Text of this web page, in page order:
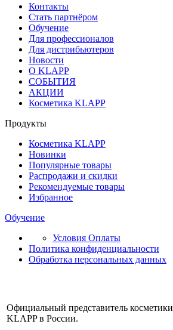
Контакты
Стать партнёром
Обучение
Для профессионалов
Для дистрибьютеров
Новости
О KLAPP
СОБЫТИЯ
АКЦИИ
Косметика KLAPP
Продукты
Косметика KLAPP
Новинки
Популярные товары
Распродажи и скидки
Рекомендуемые товары
Избранное
Обучение
Условия Оплаты
Политика конфиденциальности
Обработка персональных данных
Официальный представитель косметики
KLAPP в России.